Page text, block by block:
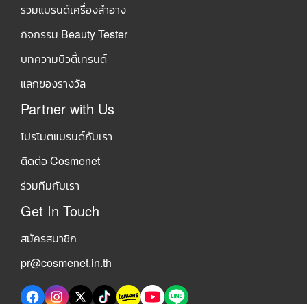
รวมแบรนด์เครื่องสำอาง
กิจกรรม Beauty Tester
บทความบิวตี้เทรนด์
แลกของรางวัล
Partner with Us
โปรโมตแบรนด์กับเรา
ติดต่อ Cosmenet
ร่วมทีมกับเรา
Get In Touch
สมัครสมาชิก
pr@cosmenet.in.th